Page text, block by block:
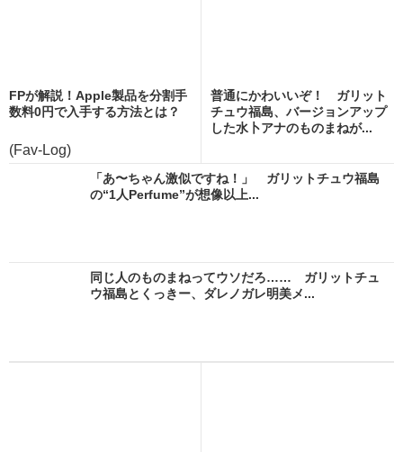
FPが解説！Apple製品を分割手
数料0円で入手する方法とは？
(Fav-Log)
普通にかわいいぞ！ ガリット
チュウ福島、バージョンアップ
した水卜アナのものまねが...
「あ〜ちゃん激似ですね！」 ガリットチュウ福島
の“1人Perfume”が想像以上...
同じ人のものまねってウソだろ…… ガリットチュ
ウ福島とくっきー、ダレノガレ明美メ...